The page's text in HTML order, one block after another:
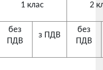
1 клас 2
без
ПДВ
з ПДВ
без
ПДВ